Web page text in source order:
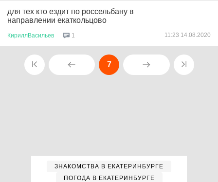
для тех кто ездит по россельбану в
направлении екаткольцово
КириллВасильев 1 11:23 14.08.2020
7
ЗНАКОМСТВА В ЕКАТЕРИНБУРГЕ
ПОГОДА В ЕКАТЕРИНБУРГЕ